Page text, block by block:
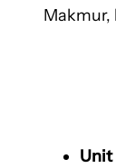
Makmur,
Unit